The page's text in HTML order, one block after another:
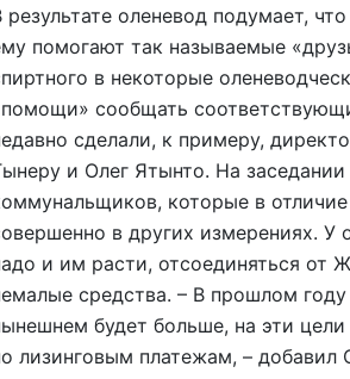
результате оленевод подумает,
помогают так называемые
в некоторые
сообщать
сделали, к примеру,
и Олег Ятынто. На
которые в
в других измерениях. У
и им расти, отсоединяться от
средства. – В прошлом
будет больше, на эти
лизинговым платежам, –